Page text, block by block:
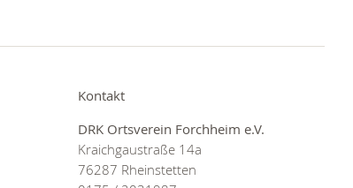
Kontakt
DRK Ortsverein Forchheim e.V.
Kraichgaustraße 14a
76287 Rheinstetten